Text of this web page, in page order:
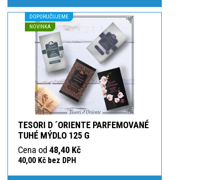
DOPORUČUJEME
NOVINKA
TESORI D ´ORIENTE PARFEMOVANÉ
TUHÉ MÝDLO 125 G
Cena od 48,40 Kč
40,00 Kč bez DPH